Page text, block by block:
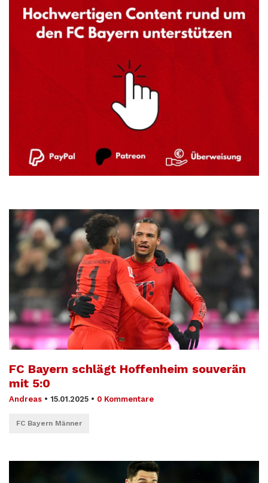
FC Bayern schlägt Hoffenheim souverän
mit 5:0
Andreas • 15.01.2025 • 0 Kommentare
FC Bayern Männer